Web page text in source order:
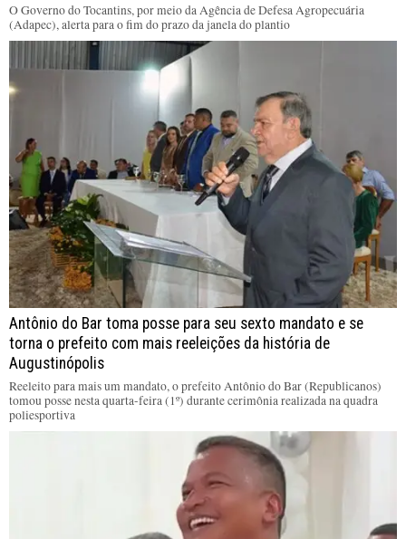
O Governo do Tocantins, por meio da Agência de Defesa Agropecuária
(Adapec), alerta para o fim do prazo da janela do plantio
Antônio do Bar toma posse para seu sexto mandato e se
torna o prefeito com mais reeleições da história de
Augustinópolis
Reeleito para mais um mandato, o prefeito Antônio do Bar (Republicanos)
tomou posse nesta quarta-feira (1º) durante cerimônia realizada na quadra
poliesportiva